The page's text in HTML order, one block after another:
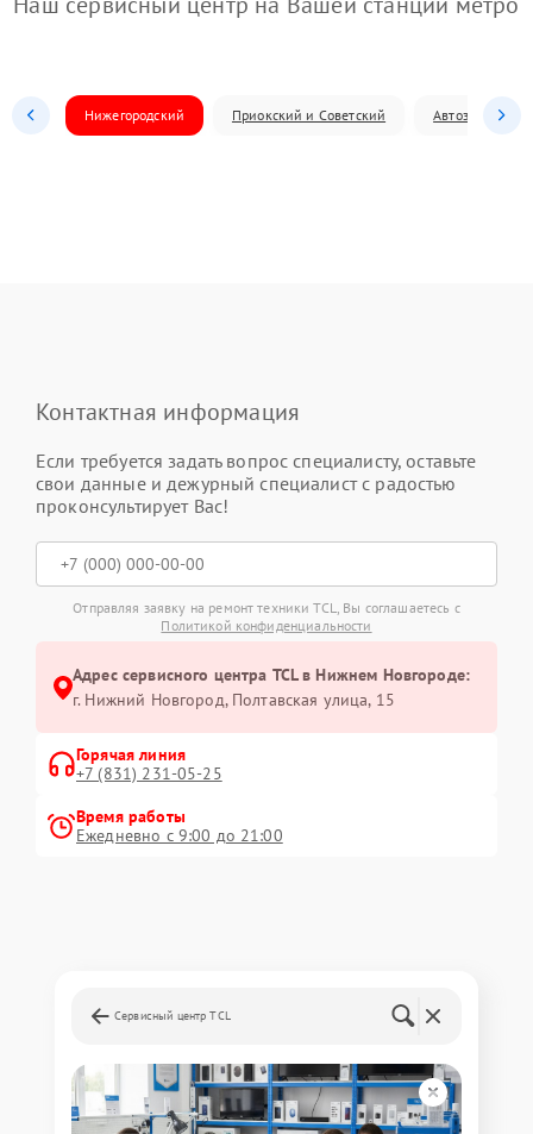
Нижегородский Приокский и Советский Автозаводский
Контактная информация
Если требуется задать вопрос специалисту, оставьте
свои данные и дежурный специалист с радостью
проконсультирует Вас!
Отправляя заявку на ремонт техники TCL, Вы соглашаетесь с
Политикой конфиденциальности
Адрес сервисного центра TCL в Нижнем Новгороде:
г. Нижний Новгород, Полтавская улица, 15
Горячая линия
+7 (831) 231-05-25
Время работы
Ежедневно с 9:00 до 21:00
Сервисный центр TCL